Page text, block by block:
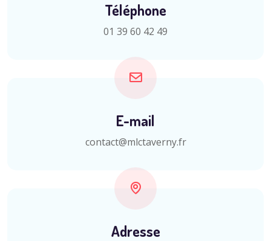
Téléphone
01 39 60 42 49
E-mail
contact@mlctaverny.fr
Adresse